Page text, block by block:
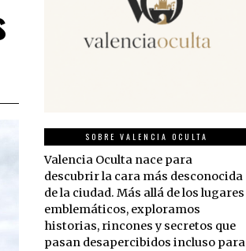
SOBRE VALENCIA OCULTA
Valencia Oculta nace para
descubrir la cara más desconocida
de la ciudad. Más allá de los lugares
emblemáticos, exploramos
historias, rincones y secretos que
pasan desapercibidos incluso para